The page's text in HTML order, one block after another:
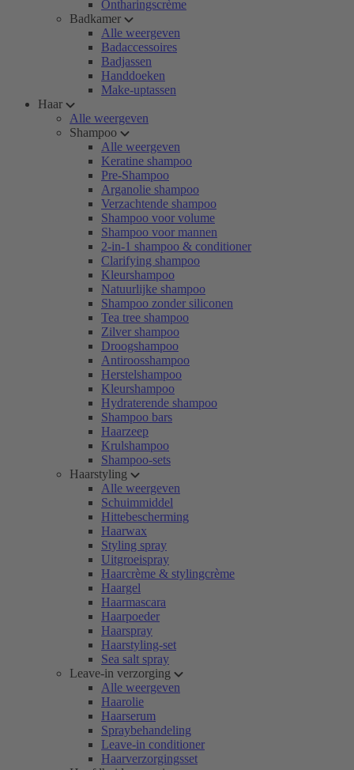
Ontharingscrème
Badkamer
Alle weergeven
Badaccessoires
Badjassen
Handdoeken
Make-uptassen
Haar
Alle weergeven
Shampoo
Alle weergeven
Keratine shampoo
Pre-Shampoo
Arganolie shampoo
Verzachtende shampoo
Shampoo voor volume
Shampoo voor mannen
2-in-1 shampoo & conditioner
Clarifying shampoo
Kleurshampoo
Natuurlijke shampoo
Shampoo zonder siliconen
Tea tree shampoo
Zilver shampoo
Droogshampoo
Antiroosshampoo
Herstelshampoo
Kleurshampoo
Hydraterende shampoo
Shampoo bars
Haarzeep
Krulshampoo
Shampoo-sets
Haarstyling
Alle weergeven
Schuimmiddel
Hittebescherming
Haarwax
Styling spray
Uitgroeispray
Haarcrème & stylingcrème
Haargel
Haarmascara
Haarpoeder
Haarspray
Haarstyling-set
Sea salt spray
Leave-in verzorging
Alle weergeven
Haarolie
Haarserum
Spraybehandeling
Leave-in conditioner
Haarverzorgingsset